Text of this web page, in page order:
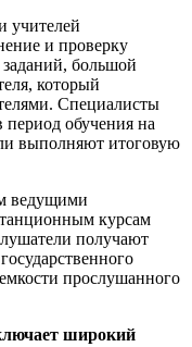
учителей
и проверку
большой
который
Специалисты
период обучения на
выполняют итоговую
ведущими
курсам
получают
прослушанного
широкий